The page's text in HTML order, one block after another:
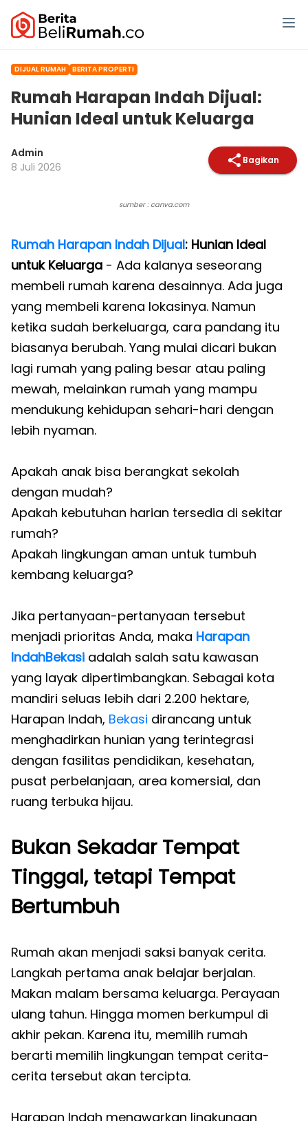
DIJUAL RUMAH BERITA PROPERTI
Rumah Harapan Indah Dijual:
Hunian Ideal untuk Keluarga
Admin
8 Juli 2026
Bagikan
sumber : canva.com
Rumah Harapan Indah Dijual: Hunian Ideal
untuk Keluarga - Ada kalanya seseorang
membeli rumah karena desainnya. Ada juga
yang membeli karena lokasinya. Namun
ketika sudah berkeluarga, cara pandang itu
biasanya berubah. Yang mulai dicari bukan
lagi rumah yang paling besar atau paling
mewah, melainkan rumah yang mampu
mendukung kehidupan sehari-hari dengan
lebih nyaman.
Apakah anak bisa berangkat sekolah
dengan mudah?
Apakah kebutuhan harian tersedia di sekitar
rumah?
Apakah lingkungan aman untuk tumbuh
kembang keluarga?
Jika pertanyaan-pertanyaan tersebut
menjadi prioritas Anda, maka Harapan
IndahBekasi adalah salah satu kawasan
yang layak dipertimbangkan. Sebagai kota
mandiri seluas lebih dari 2.200 hektare,
Harapan Indah, Bekasi dirancang untuk
menghadirkan hunian yang terintegrasi
dengan fasilitas pendidikan, kesehatan,
pusat perbelanjaan, area komersial, dan
ruang terbuka hijau.
Bukan Sekadar Tempat
Tinggal, tetapi Tempat
Bertumbuh
Rumah akan menjadi saksi banyak cerita.
Langkah pertama anak belajar berjalan.
Makan malam bersama keluarga. Perayaan
ulang tahun. Hingga momen berkumpul di
akhir pekan. Karena itu, memilih rumah
berarti memilih lingkungan tempat cerita-
cerita tersebut akan tercipta.
Harapan Indah menawarkan lingkungan